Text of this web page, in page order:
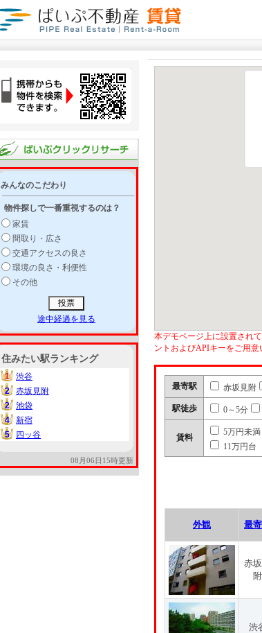
みんなのこだわり
物件探しで一番重視するのは？
家賃
間取り・広さ
交通アクセスの良さ
環境の良さ・利便性
その他
途中経過を見る
住みたい駅ランキング
1
1
渋谷
2
2
赤坂見附
2
2
池袋
4
4
新宿
5
5 四ッ谷
08月06日15時更新
本デモページ上に設置され
ントおよびAPIキーをご用意
最寄駅 赤坂見附
駅徒歩 0～5分
賃料
5万円未満
11万円台
外観 最
赤
附
渋